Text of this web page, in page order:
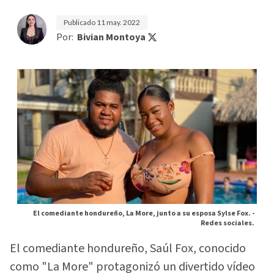
Publicado 11 may. 2022
Por: Bivian Montoya
El comediante hondureño, La More, junto a su esposa Sylse Fox. -
Redes sociales.
El comediante hondureño, Saúl Fox, conocido
como "La More" protagonizó un divertido vídeo